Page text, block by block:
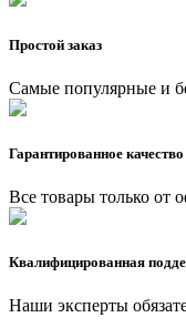
Простой заказ
Самые популярные и
Гарантированное качество
Все товары только от
Квалифицированная
Наши эксперты